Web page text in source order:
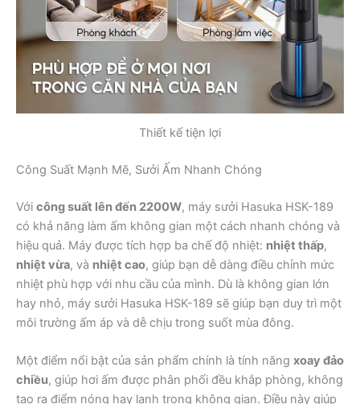
Thiết kế tiện lợi
Công Suất Mạnh Mẽ, Sưởi Ấm Nhanh Chóng
Với công suất lên đến 2200W, máy sưởi Hasuka HSK-189
có khả năng làm ấm không gian một cách nhanh chóng và
hiệu quả. Máy được tích hợp ba chế độ nhiệt: nhiệt thấp,
nhiệt vừa, và nhiệt cao, giúp bạn dễ dàng điều chỉnh mức
nhiệt phù hợp với nhu cầu của mình. Dù là không gian lớn
hay nhỏ, máy sưởi Hasuka HSK-189 sẽ giúp bạn duy trì một
môi trường ấm áp và dễ chịu trong suốt mùa đông.
Một điểm nổi bật của sản phẩm chính là tính năng xoay đảo
chiều, giúp hơi ấm được phân phối đều khắp phòng, không
tạo ra điểm nóng hay lạnh trong không gian. Điều này giúp